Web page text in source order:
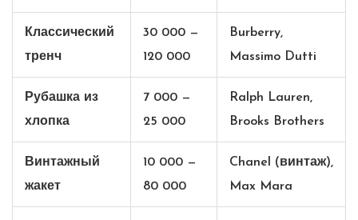
Классический
тренч
30 000 —
120 000
Burberry,
Massimo Dutti
Рубашка из
хлопка
7 000 —
25 000
Ralph Lauren,
Brooks Brothers
Винтажный
жакет
10 000 —
80 000
Chanel (винтаж),
Max Mara